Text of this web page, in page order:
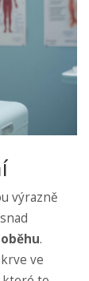
výrazně
.
ve